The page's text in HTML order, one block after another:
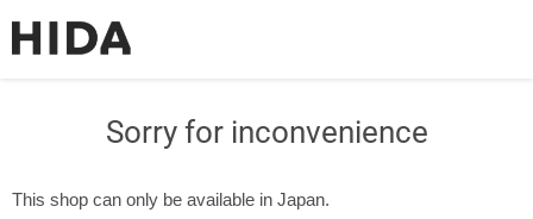
Sorry for inconvenience
This shop can only be available in Japan.